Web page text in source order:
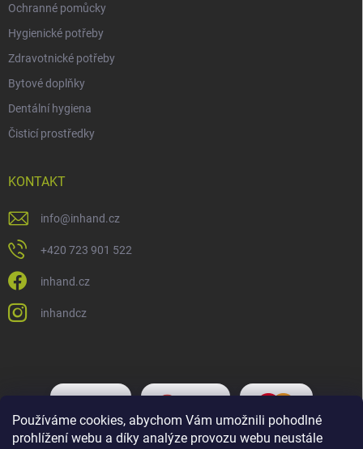
Používáme cookies, abychom Vám umožnili pohodlné
prohlížení webu a díky analýze provozu webu neustále
Ochranné pomůcky
Hygienické potřeby
Zdravotnické potřeby
Bytové doplňky
Dentální hygiena
Čisticí prostředky
KONTAKT
info@inhand.cz
+420 723 901 522
inhand.cz
inhandcz